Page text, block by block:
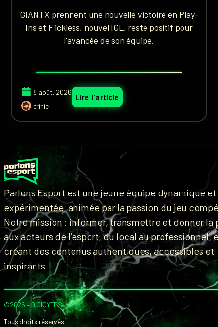
GIANTX prennent une nouvelle victoire en Play-
Ins et Flickless, nouvel IGL, reste positif pour
l'avancée de son équipe.
8 août, 2026
erinie
Lire l'article
Parlons Esport est une jeune équipe dynamique et
expérimentée, animée par la passion du jeu
Notre mission : informer, transmettre et donner la
aux acteurs de l’esport, du local au professionnel,
créant des contenus authentiques, accessibles et
inspirants.
©2026 –DIGICYTES.
Tous droits réservés.